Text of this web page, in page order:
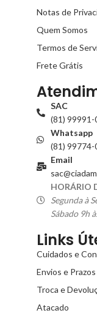
Notas de
Quem Somos
Termos de
Frete Grátis
SAC
(81) 99991-
Whatsapp
(81) 99774-
Email
HORÁRIO
Segunda à
Sábado 9h
Links
Cuidados e
Envios e Prazos
Troca e
Atacado